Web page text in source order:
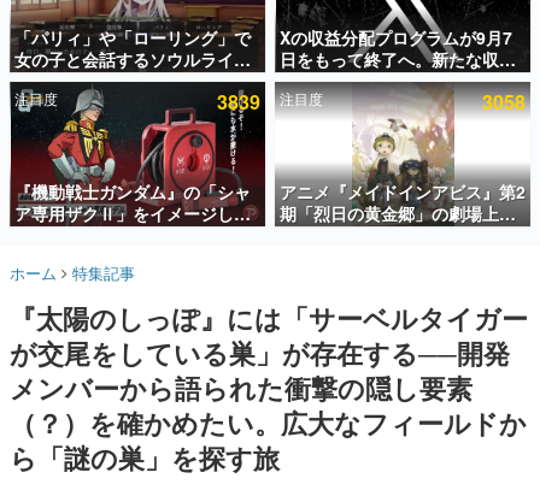
アプリセール情報
インタビュー
連載・特集一覧
殿堂入り記事
SNS拡散数が数千以上！ ページビュー数万以上！ などな
ど。多くの人々に読まれた、電ファミ渾身の“殿堂入り”記
事をまとめました。
名作ゲームクリエイターの方々に製作時のエピソードをお
きます。
赫本
この物語を解いてはいけない。『赫本』は、〈試験問題〉
の形をした短編ホラー小説集です。
新世代に訊く
これからのデジタルゲーム市場を担う若きクリエイター達
「パリィ」や「ローリング」で
女の子と会話するソウルライク
恋愛ゲーム『小早川さんはソウ
ルライク』無料公開。返事に失
敗すると「YOU DIED」
Xの収益分配プログラムが9月7
日をもって終了へ。新たな収益
化制度「Original Content
Rewards Program」を発表
注目度 3839
『機動戦士ガンダム』の「シャ
ア専用ザクⅡ」をイメージした
散水ホースリールが予約開始。
ークやジオン公国軍のエンブレ
注目度 3058
アニメ『メイドインアビス』第2
期「烈日の黄金郷」の劇場上映
が決定！レグ役・伊瀬茉莉也さ
ホーム 特集記事
『太陽のしっぽ』には「サーベルタイガー
が交尾をしている巣」が存在する──開発
メンバーから語られた衝撃の隠し要素
（？）を確かめたい。広大なフィールドか
ら「謎の巣」を探す旅